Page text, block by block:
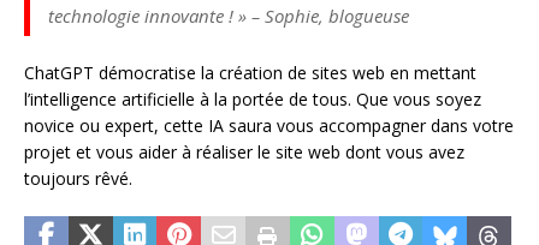
technologie innovante ! » – Sophie, blogueuse
ChatGPT démocratise la création de sites web en mettant
l’intelligence artificielle à la portée de tous. Que vous soyez
novice ou expert, cette IA saura vous accompagner dans votre
projet et vous aider à réaliser le site web dont vous avez
toujours rêvé.